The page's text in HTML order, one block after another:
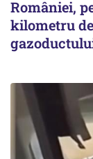
României,
kilometru